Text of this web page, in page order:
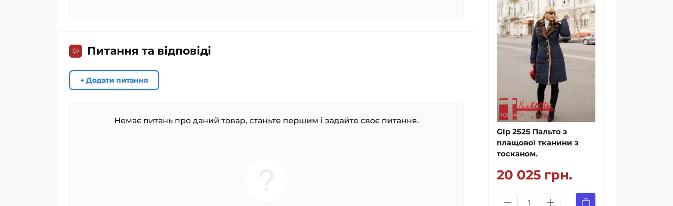
Питання та відповіді
+ Додати питання
Немає питань про даний товар, станьте першим і задайте своє питання.
Glp 2525 Пальто з
плащової тканини з
тосканом.
20 025 грн.